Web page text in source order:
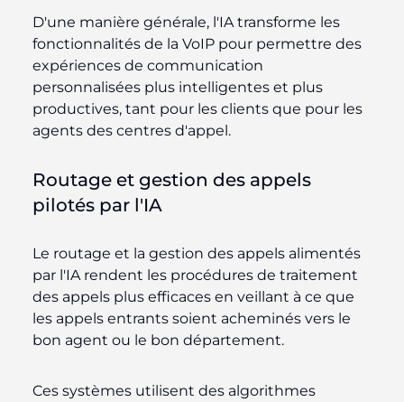
D'une manière générale, l'IA transforme les
fonctionnalités de la VoIP pour permettre des
expériences de communication
personnalisées plus intelligentes et plus
productives, tant pour les clients que pour les
agents des centres d'appel.
Routage et gestion des appels
pilotés par l'IA
Le routage et la gestion des appels alimentés
par l'IA rendent les procédures de traitement
des appels plus efficaces en veillant à ce que
les appels entrants soient acheminés vers le
bon agent ou le bon département.
Ces systèmes utilisent des algorithmes